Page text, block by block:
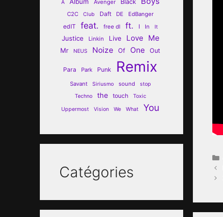
A Avenger Black
C2C Club Daft DE EdBanger
edIT feat. free dl ft. I In It
Justice Linkin Live Love Me
Mr NEUS Noize Of One Out
Para Park Punk Remix
Savant Siriusmo sound
stop
Techno
the touch Toxic
Uppermost Vision We What You
Catégories